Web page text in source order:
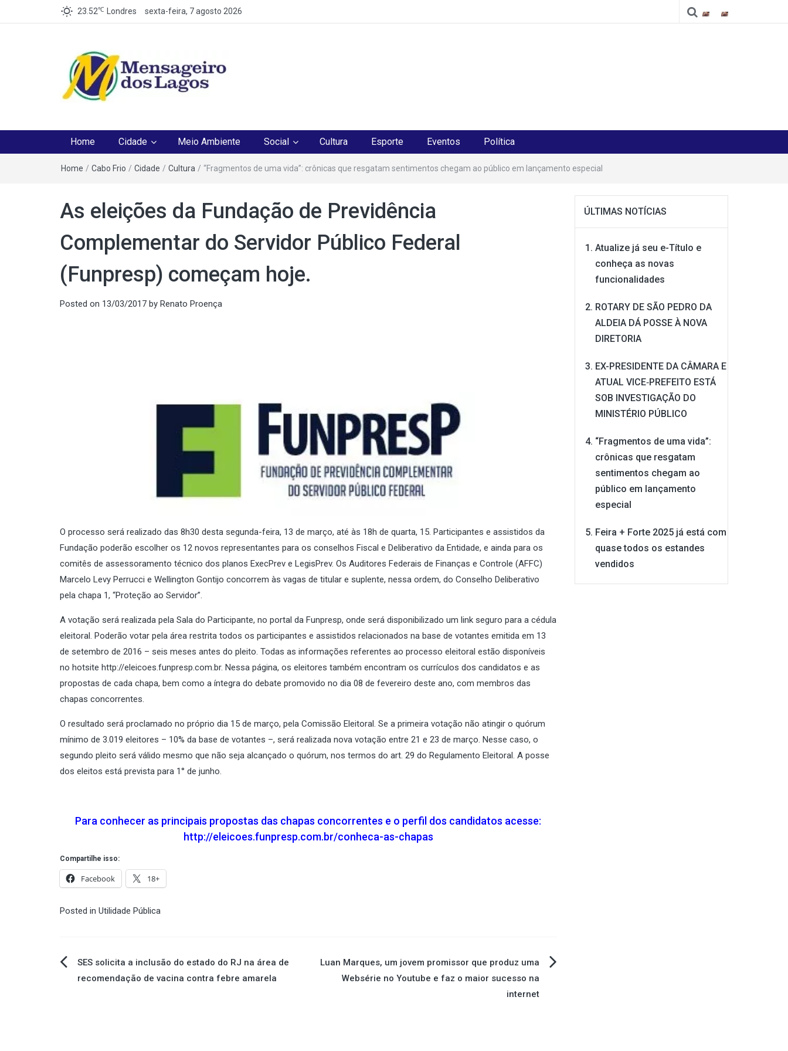
23.52℃ Londres sexta-feira, 7 agosto 2026 Cidade
Home Cidade Meio Ambiente Social Cultura Esporte Eventos Política
Home / Cabo Frio / Cidade / Cultura / “Fragmentos de uma vida”: crônicas que resgatam sentimentos chegam ao público em lançamento especial
As eleições da Fundação de Previdência
Complementar do Servidor Público Federal
(Funpresp) começam hoje.
Posted on 13/03/2017 by Renato Proença
O processo será realizado das 8h30 desta segunda-feira, 13 de março, até às 18h de quarta, 15. Participantes e assistidos da
Fundação poderão escolher os 12 novos representantes para os conselhos Fiscal e Deliberativo da Entidade, e ainda para os
comitês de assessoramento técnico dos planos ExecPrev e LegisPrev. Os Auditores Federais de Finanças e Controle (AFFC)
Marcelo Levy Perrucci e Wellington Gontijo concorrem às vagas de titular e suplente, nessa ordem, do Conselho Deliberativo
pela chapa 1, “Proteção ao Servidor”.
A votação será realizada pela Sala do Participante, no portal da Funpresp, onde será disponibilizado um link seguro para a cédula
eleitoral. Poderão votar pela área restrita todos os participantes e assistidos relacionados na base de votantes emitida em 13
de setembro de 2016 – seis meses antes do pleito. Todas as informações referentes ao processo eleitoral estão disponíveis
no hotsite http://eleicoes.funpresp.com.br. Nessa página, os eleitores também encontram os currículos dos candidatos e as
propostas de cada chapa, bem como a íntegra do debate promovido no dia 08 de fevereiro deste ano, com membros das
chapas concorrentes.
O resultado será proclamado no próprio dia 15 de março, pela Comissão Eleitoral. Se a primeira votação não atingir o quórum
mínimo de 3.019 eleitores – 10% da base de votantes –, será realizada nova votação entre 21 e 23 de março. Nesse caso, o
segundo pleito será válido mesmo que não seja alcançado o quórum, nos termos do art. 29 do Regulamento Eleitoral. A posse
dos eleitos está prevista para 1° de junho.
Para conhecer as principais propostas das chapas concorrentes e o perfil dos candidatos acesse:
http://eleicoes.funpresp.com.br/conheca-as-chapas
Compartilhe isso:
Facebook 18+
Posted in Utilidade Pública
Navegação
SES solicita a inclusão do estado do RJ na área de
recomendação de vacina contra febre amarela
Luan Marques, um jovem promissor que produz uma
Websérie no Youtube e faz o maior sucesso na
internet
ÚLTIMAS NOTÍCIAS
Atualize já seu e-Título e
conheça as novas
funcionalidades
ROTARY DE SÃO PEDRO DA
ALDEIA DÁ POSSE À NOVA
DIRETORIA
EX-PRESIDENTE DA CÂMARA E
ATUAL VICE‑PREFEITO ESTÁ
SOB INVESTIGAÇÃO DO
MINISTÉRIO PÚBLICO
“Fragmentos de uma vida”:
crônicas que resgatam
sentimentos chegam ao
público em lançamento
especial
Feira + Forte 2025 já está com
quase todos os estandes
vendidos